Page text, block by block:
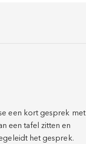
een kort gesprek met
een tafel zitten en
het gesprek.